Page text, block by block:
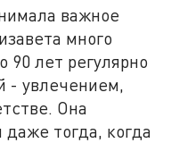
важное
много
90 лет регулярно
- увлечением,
Она
тогда, когда